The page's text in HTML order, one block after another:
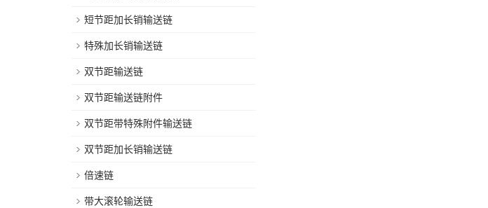
短节距加长销输送链
特殊加长销输送链
双节距输送链
双节距输送链附件
双节距带特殊附件输送链
双节距加长销输送链
倍速链
带大滚轮输送链